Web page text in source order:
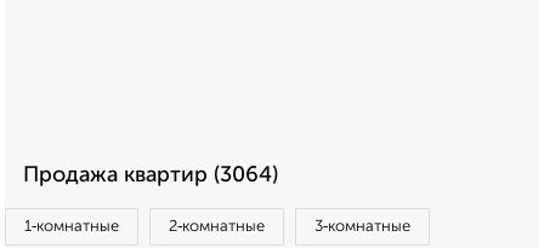
Продажа квартир (3064)
1‑комнатные 2‑комнатные 3‑комнатные